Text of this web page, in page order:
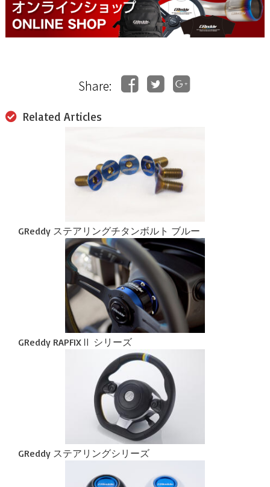
Share:
Related Articles
GReddy ステアリングチタンボルト ブルー
GReddy RAPFIXⅡ シリーズ
GReddy ステアリングシリーズ